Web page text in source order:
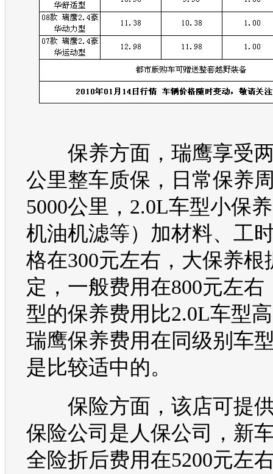
保养方面， 瑞鹰享受
公里整车质保，日常保养
5000公里，2.0L车型小保
机油机滤等）加材料、工
格在300元左右，大保养根
定，一般费用在800元左右
型的保养费用比2.0L车型
瑞鹰保养费用在同级别 车
是比较适中的。
保险方面，该店可提
保险公司是人保公司，新
全险折后费用在5200元左